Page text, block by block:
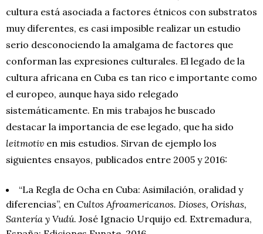
cultura está asociada a factores étnicos con substratos
muy diferentes, es casi imposible realizar un estudio
serio desconociendo la amalgama de factores que
conforman las expresiones culturales. El legado de la
cultura africana en Cuba es tan rico e importante como
el europeo, aunque haya sido relegado
sistemáticamente. En mis trabajos he buscado
destacar la importancia de ese legado, que ha sido
leitmotiv en mis estudios. Sirvan de ejemplo los
siguientes ensayos, publicados entre 2005 y 2016:
“La Regla de Ocha en Cuba: Asimilación, oralidad y
diferencias”, en Cultos Afroamericanos. Dioses, Orishas,
Santería y Vudú. José Ignacio Urquijo ed. Extremadura,